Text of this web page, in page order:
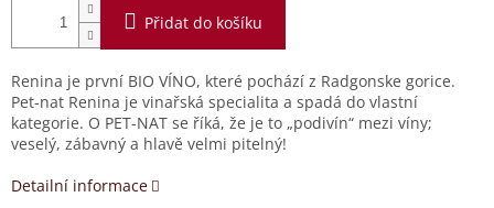
Přidat do košíku
Renina je první BIO VÍNO, které pochází z Radgonske gorice.
Pet-nat Renina je vinařská specialita a spadá do vlastní
kategorie. O PET-NAT se říká, že je to „podivín“ mezi víny;
veselý, zábavný a hlavě velmi pitelný!
Detailní informace